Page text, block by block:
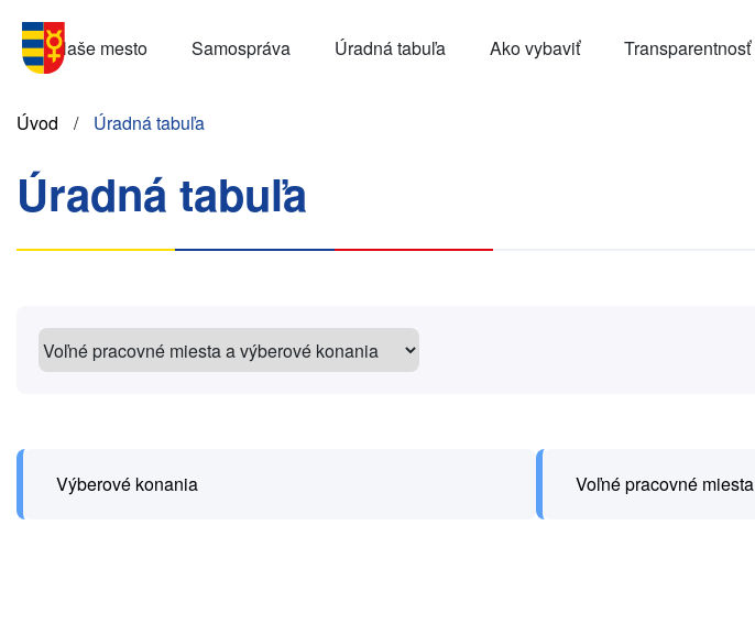
hlavný
Menu
SK
Naše mesto Samospráva Úradná tabuľa Ako vybaviť Transparentnosť
Omrvinka
Úvod Úradná tabuľa
Úradná tabuľa
Výberové konania Voľné pracovné miesta